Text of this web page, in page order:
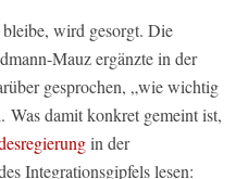
wird gesorgt. Die
Mauz ergänzte in der
gesprochen, „wie wichtig
Was damit konkret gemeint ist,
in der
Integrationsgipfels lesen: